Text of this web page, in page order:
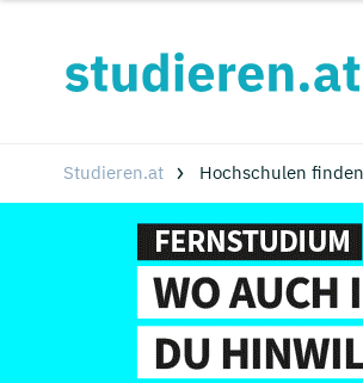
Studieren.at Hochschulen finden